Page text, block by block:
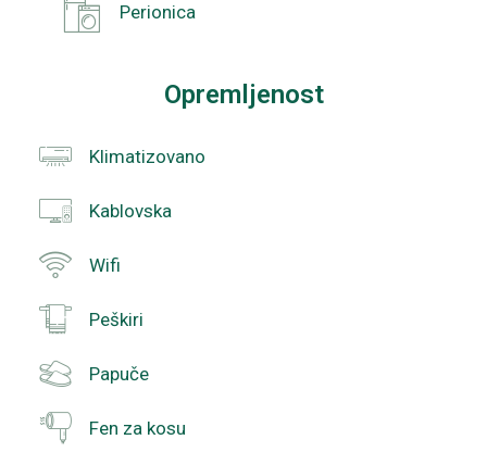
Perionica
Opremljenost
Klimatizovano
Kablovska
Wifi
Peškiri
Papuče
Fen za kosu